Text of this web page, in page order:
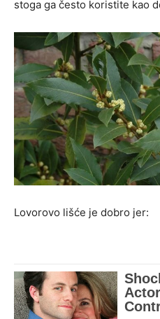
stoga ga često koristite kao
Lovorovo lišće je dobro jer: